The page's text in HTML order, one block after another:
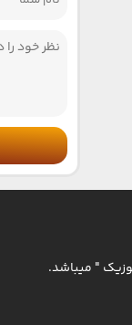
" میباشد.